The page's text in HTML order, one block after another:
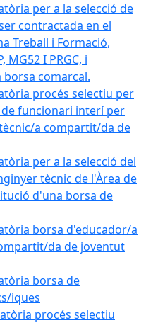
per a la selecció de
contractada en el
Treball i Formació,
MG52 I PRGC, i
comarcal.
procés selectiu per
funcionari interí per
a compartit/da de
per a la selecció del
tècnic de l'Àrea de
d'una borsa de
borsa d'educador/a
da de joventut
borsa de
iques
procés selectiu